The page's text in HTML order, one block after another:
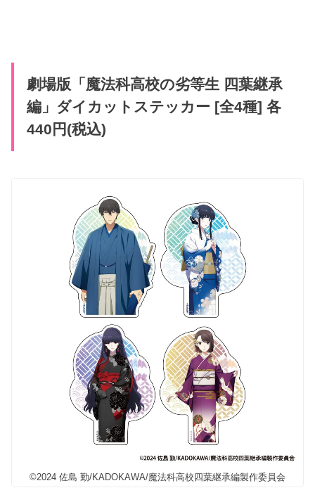
劇場版「魔法科高校の劣等生 四葉継承
編」ダイカットステッカー [全4種] 各
440円(税込)
©2024 佐島 勤/KADOKAWA/魔法科高校四葉継承編製作委員会